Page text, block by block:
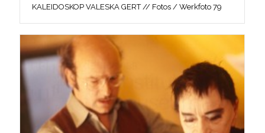
KALEIDOSKOP VALESKA GERT // Fotos / Werkfoto 79